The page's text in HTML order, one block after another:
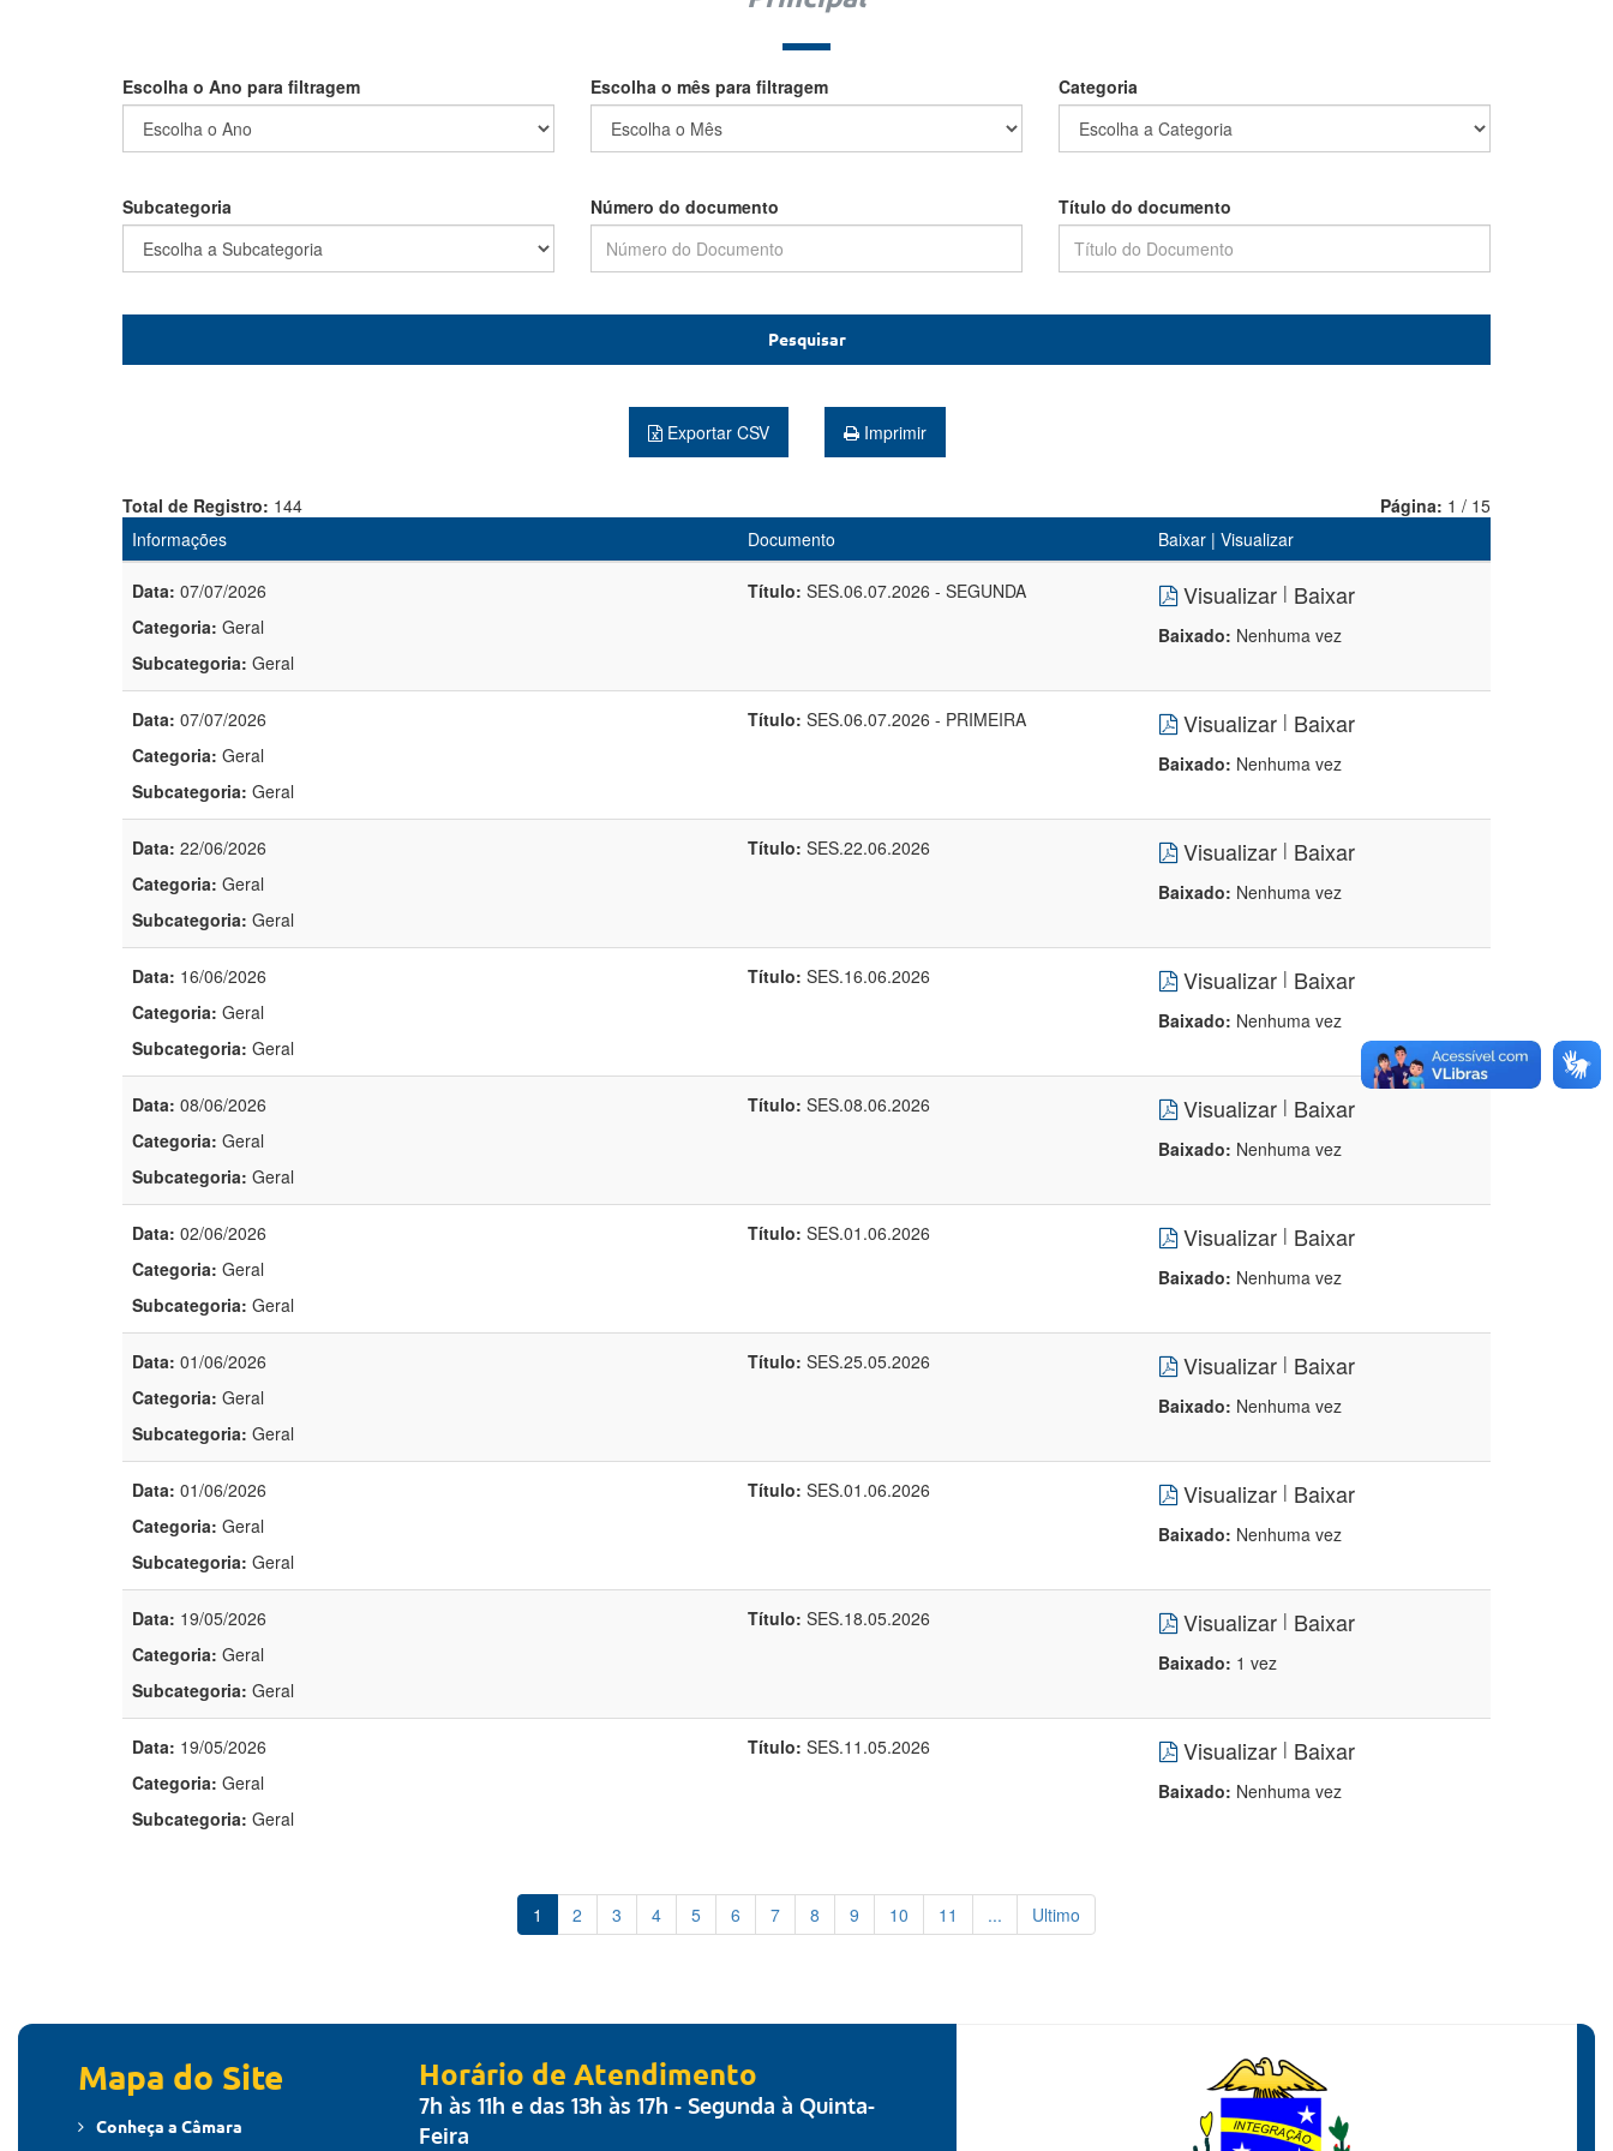
Escolha o Ano para filtragem Escolha o mês para filtragem Categoria
Subcategoria Número do documento Título do documento
Pesquisar
Exportar CSV Imprimir
Total de Registro: 144 Página: 1 / 15
Informações
Documento Baixar | Visualizar
Data: 07/07/2026
Categoria: Geral
Subcategoria: Geral
Título: SES.06.07.2026 - SEGUNDA Visualizar | Baixar
Baixado: Nenhuma vez
Data: 07/07/2026
Categoria: Geral
Subcategoria: Geral
Título: SES.06.07.2026 - PRIMEIRA Visualizar | Baixar
Baixado: Nenhuma vez
Data: 22/06/2026
Categoria: Geral
Subcategoria: Geral
Título: SES.22.06.2026 Visualizar | Baixar
Baixado: Nenhuma vez
Data: 16/06/2026
Categoria: Geral
Subcategoria: Geral
Título: SES.16.06.2026 Visualizar | Baixar
Baixado: Nenhuma vez
Data: 08/06/2026
Categoria: Geral
Subcategoria: Geral
Título: SES.08.06.2026 Visualizar | Baixar
Baixado: Nenhuma vez
Data: 02/06/2026
Categoria: Geral
Subcategoria: Geral
Título: SES.01.06.2026 Visualizar | Baixar
Baixado: Nenhuma vez
Data: 01/06/2026
Categoria: Geral
Subcategoria: Geral
Título: SES.25.05.2026 Visualizar | Baixar
Baixado: Nenhuma vez
Data: 01/06/2026
Categoria: Geral
Subcategoria: Geral
Título: SES.01.06.2026 Visualizar | Baixar
Baixado: Nenhuma vez
Data: 19/05/2026
Categoria: Geral
Subcategoria: Geral
Título: SES.18.05.2026 Visualizar | Baixar
Baixado: 1 vez
Data: 19/05/2026
Categoria: Geral
Subcategoria: Geral
Título: SES.11.05.2026 Visualizar | Baixar
Baixado: Nenhuma vez
1 2 3 4 5 6 7 8 9 10 11 ... Ultimo
Horário de Atendimento
7h às 11h e das 13h às 17h - Segunda à Quinta-
Feira
Mapa do Site
Conheça a Câmara